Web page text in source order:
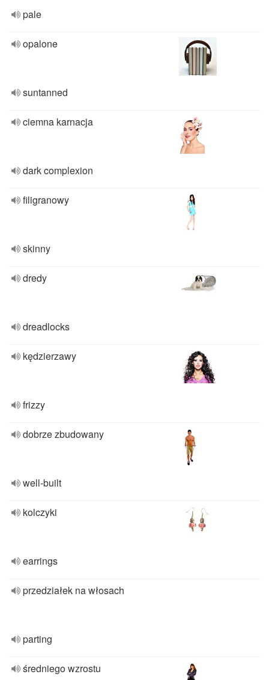
pale
opalone
suntanned
ciemna karnacja
dark complexion
filigranowy
skinny
dredy
dreadlocks
kędzierzawy
frizzy
dobrze zbudowany
well-built
kolczyki
earrings
przedziałek na włosach
parting
średniego wzrostu